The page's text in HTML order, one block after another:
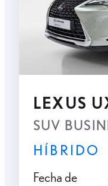
LEXUS
SUV
HÍBRIDO
Fecha de